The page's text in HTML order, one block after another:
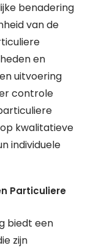
benadering
van de
en
uitvoering
controle
kwalitatieve
individuele
Particuliere
biedt een
zijn